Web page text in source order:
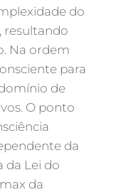
do
resultando
Na ordem
para
de
O ponto
da
da Lei do
da